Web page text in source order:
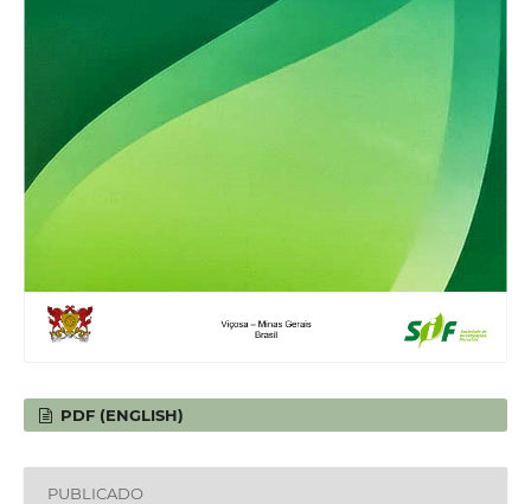
PDF (ENGLISH)
PUBLICADO